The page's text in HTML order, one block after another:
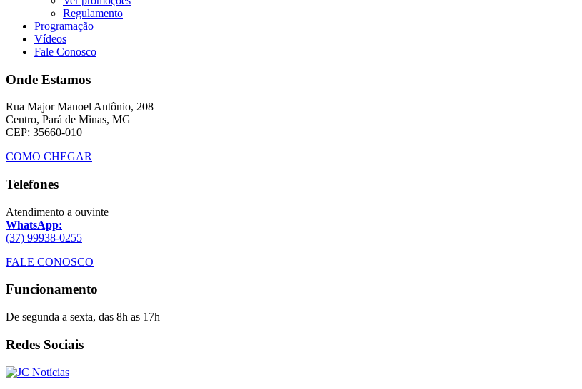
Regulamento
Programação
Vídeos
Fale Conosco
Onde Estamos
Rua Major Manoel Antônio, 208
Centro, Pará de Minas, MG
CEP: 35660-010
COMO CHEGAR
Telefones
Atendimento a ouvinte
WhatsApp:
(37) 99938-0255
FALE CONOSCO
Funcionamento
De segunda a sexta, das 8h as 17h
Redes Sociais